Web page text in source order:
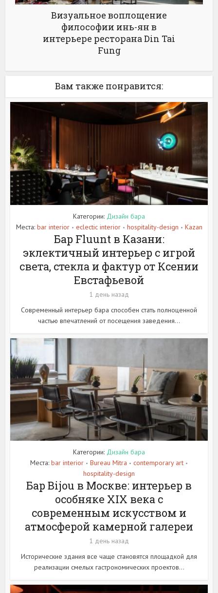
Визуальное воплощение
философии инь-ян в
интерьере ресторана Din Tai
Fung
Вам также понравится:
Категории: Дизайн бара
Места: bar interior • eclectic interior • hospitality-design • Kazan
Бар Fluunt в Казани:
эклектичный интерьер с игрой
света, стекла и фактур от Ксении
Евстафьевой
1 день назад
Современный интерьер бара способен стать полноценной
частью впечатлений от посещения заведения...
Категории: Дизайн бара
Места: bar interior • Bureau Mitra • contemporary art •
hospitality-design
Бар Bijou в Москве: интерьер в
особняке XIX века с
современным искусством и
атмосферой камерной галереи
1 день назад
Исторические здания все чаще становятся площадкой для
реализации смелых гастрономических проектов...